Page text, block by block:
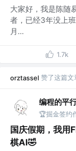
大家好，我是陈随
者，已经3年没上
月...
1.7k
orztassel 赞了这篇文
编程的平
国庆假期，我用
棋AI🤣